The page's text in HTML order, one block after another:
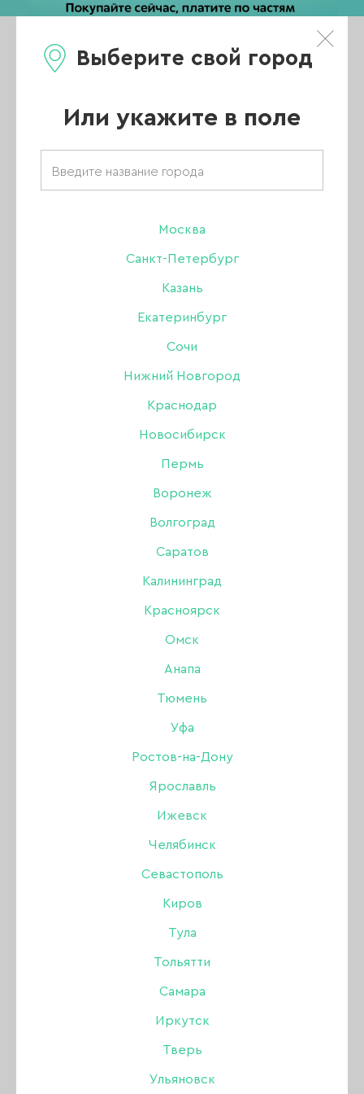
Выберите свой город
Или укажите в поле
Москва
Санкт-Петербург
Казань
Екатеринбург
Сочи
Нижний Новгород
Краснодар
Новосибирск
Пермь
Воронеж
Волгоград
Саратов
Калининград
Красноярск
Омск
Анапа
Тюмень
Уфа
Ростов-на-Дону
Ярославль
Ижевск
Челябинск
Севастополь
Киров
Тула
Тольятти
Самара
Иркутск
Тверь
Ульяновск
Каталог
Главная/
Каталог/
Гель-лак/
Joo-Joo/
Гель-лак Joo-Joo Фламинго 01, 10 гр
Гель-лак Joo-Joo
Фламинго 01, 10 гр
В наличии в интернет-магазине
В наличии в магазинах